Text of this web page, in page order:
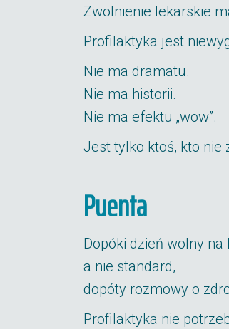
Zwolnienie lekarskie
Profilaktyka jest
Nie ma dramatu.
Nie ma historii.
Nie ma efektu „wow”.
Jest tylko ktoś, kto nie
Puenta
Dopóki dzień wolny
a nie standard,
dopóty rozmowy o
Profilaktyka nie